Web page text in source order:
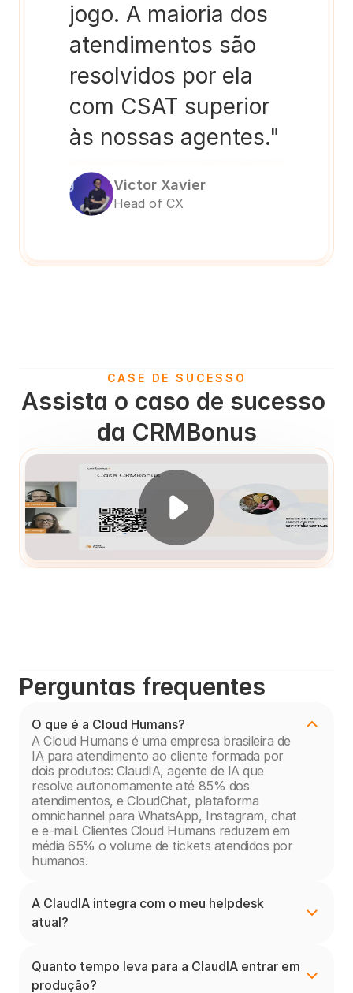
jogo. A maioria dos
atendimentos são
resolvidos por ela
com CSAT superior
às nossas agentes."
Victor Xavier
Head of CX
CASE DE SUCESSO
Assista o caso de sucesso
da CRMBonus
Perguntas frequentes
O que é a Cloud Humans?
A Cloud Humans é uma empresa brasileira de
IA para atendimento ao cliente formada por
dois produtos: ClaudIA, agente de IA que
resolve autonomamente até 85% dos
atendimentos, e CloudChat, plataforma
omnichannel para WhatsApp, Instagram, chat
e e-mail. Clientes Cloud Humans reduzem em
média 65% o volume de tickets atendidos por
humanos.
A ClaudIA integra com o meu helpdesk
atual?
Quanto tempo leva para a ClaudIA entrar em
produção?